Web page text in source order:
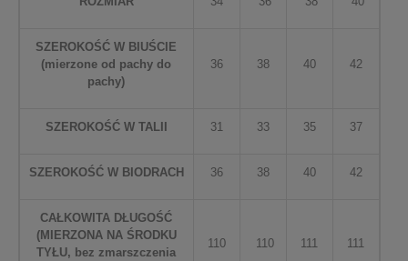
SZEROKOŚĆ W BIUŚCIE
(mierzone od pachy do
pachy)
36 38 40 42
SZEROKOŚĆ W TALII 31 33 35 37
SZEROKOŚĆ W BIODRACH 36 38 40 42
CAŁKOWITA DŁUGOŚĆ
(MIERZONA NA ŚRODKU
TYŁU, bez zmarszczenia
110 110 111 111